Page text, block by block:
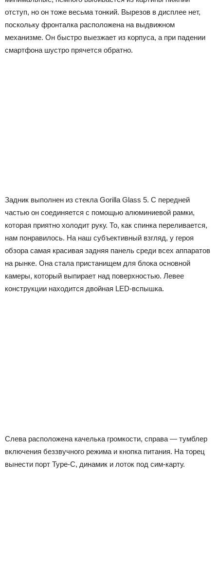
отступ, но он тоже весьма тонкий. Вырезов в дисплее нет,
поскольку фронталка расположена на выдвижном
механизме. Он быстро выезжает из корпуса, а при падении
смартфона шустро прячется обратно.
Задник выполнен из стекла Gorilla Glass 5. С передней
частью он соединяется с помощью алюминиевой рамки,
которая приятно холодит руку. То, как спинка переливается,
нам понравилось. На наш субъективный взгляд, у героя
обзора самая красивая задняя панель среди всех аппаратов
на рынке. Она стала пристанищем для блока основной
камеры, который выпирает над поверхностью. Левее
конструкции находится двойная LED-вспышка.
Слева расположена качелька громкости, справа — тумблер
включения беззвучного режима и кнопка питания. На торец
вынести порт Type-C, динамик и лоток под сим-карту.